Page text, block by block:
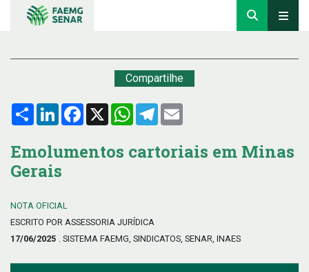
Compartilhe
Compartilhar
LinkedInFacebook
X WhatsApp
Telegram
Emolumentos cartoriais em Minas
Gerais
NOTA OFICIAL
ESCRITO POR ASSESSORIA JURÍDICA
17/06/2025 . SISTEMA FAEMG, SINDICATOS, SENAR, INAES